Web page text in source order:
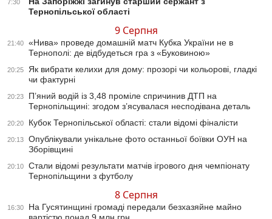
7:30
Тернопільської області
9 Серпня
21:40
«Нива» проведе домашній матч Кубка України не в
Тернополі: де відбудеться гра з «Буковиною»
20:25
Як вибрати келихи для дому: прозорі чи кольорові, гладкі
чи фактурні
20:23
П’яний водій із 3,48 проміле спричинив ДТП на
Тернопільщині: згодом з’ясувалася несподівана деталь
20:20 Кубок Тернопільської області: стали відомі фіналісти
20:13
Опублікували унікальне фото останньої боївки ОУН на
Зборівщині
20:10
Стали відомі результати матчів ігрового дня чемпіонату
Тернопільщини з футболу
8 Серпня
16:30
На Гусятинщині громаді передали безхазяйне майно